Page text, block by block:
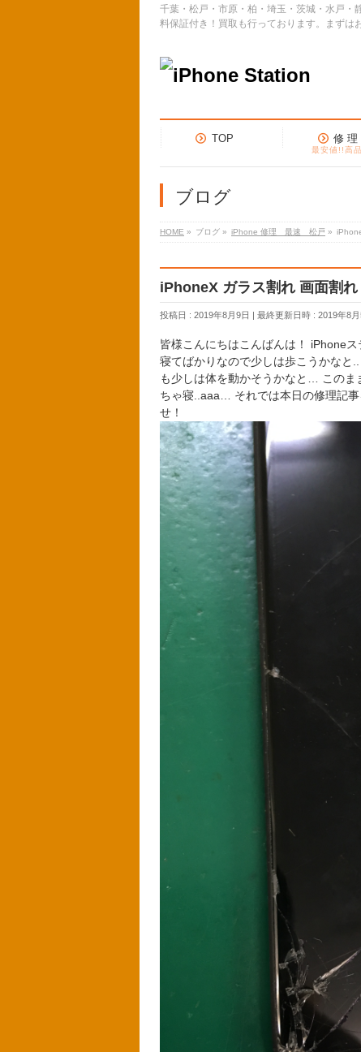
千葉・松戸・市原・柏・埼玉・茨城・水戸
料保証付き！買取も行っております。まずは
TOP 修 理
最安値!!高
ブログ
HOME » ブログ » iPhone 修理 最速 松戸 »
iPhoneX ガラス割れ 画面割
投稿日 : 2019年8月9日 最終更新日時 : 2019年8月
皆様こんにちはこんばんは！ iPhone
寝てばかりなので少しは歩こうかなと
も少しは体を動かそうかなと… この
ちゃ寝..aaa… それでは本日の修理記
せ！